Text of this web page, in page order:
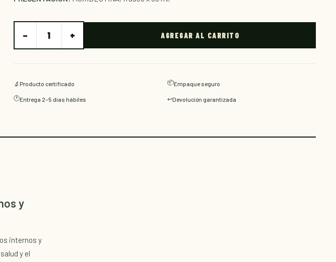
− 1 + AGREGAR AL CARRITO
🔬 Producto certificado 📦Empaque seguro
🕐Entrega 2–5 días hábiles ↩️Devolución garantizada
y
internos y
y el